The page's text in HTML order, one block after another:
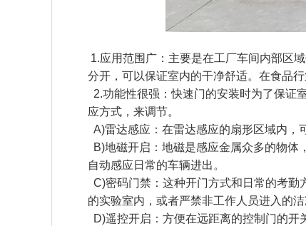
1.应用范围广：主要是在工厂车间内部区
分开，可以保证室内的干净舒适。在食品
2.功能性很强：快速门的安装时为了保证
应方式，来调节。
A)雷达感应：在雷达感应的扇形区域内，
B)地磁开启：地磁是感应金属众多的物体
自动感应日常的车辆进出。
C)密码门禁：这种开门方式和日常的考
的实验室内，或者严禁非工作人员进入的洁
D)遥控开启：方便在远距离的控制门的